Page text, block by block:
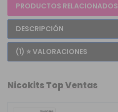
PRODUCTOS RELACIONADOS
DESCRIPCIÓN
(1) ⭐ VALORACIONES
Nicokits Top Ventas